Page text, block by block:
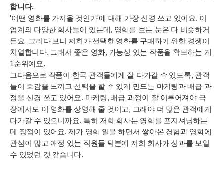
합니다.
'어떤 영화를 가져올 것인가'에 대해 가장 신경 쓰고 있어요. 이
업계의 다양한 회사들이 있는데, 영화를 보는 눈은 다 비슷하거
든요. 그러다 보니 저희가 선택한 영화를 구매하기 위한 경쟁이
치열합니다. 그래서 좋은 영화, 가능성 있는 작품을 확보하는 게
1순위예요.
그다음으로 작품이 한국 관객들에게 잘 다가갈 수 있도록, 관객
들이 호감을 느끼고 선택을 할 수 있게 만드는 마케팅과 배급 과
정을 신경 쓰고 있어요. 마케팅, 배급 과정이 잘 이루어져야 극
장에서도 이 영화를 상영해 줄 것이고, 그래야 더 많은 관객에게
다가갈 수 있으니까요. 특히 저희 회사는 영화를 포지셔닝하는
데 장점이 있어요. 제가 영화 일을 하면서 쌓아온 경험과 영화에
관심이 많고 애정 있는 직원들 덕분에 저희 회사가 성과를 보일
수 있었던 것 같습니다.